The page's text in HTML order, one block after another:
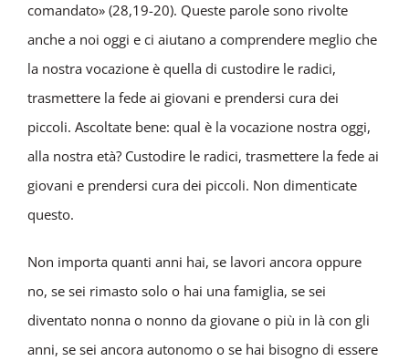
comandato» (28,19-20). Queste parole sono rivolte
anche a noi oggi e ci aiutano a comprendere meglio che
la nostra vocazione è quella di custodire le radici,
trasmettere la fede ai giovani e prendersi cura dei
piccoli. Ascoltate bene: qual è la vocazione nostra oggi,
alla nostra età? Custodire le radici, trasmettere la fede ai
giovani e prendersi cura dei piccoli. Non dimenticate
questo.
Non importa quanti anni hai, se lavori ancora oppure
no, se sei rimasto solo o hai una famiglia, se sei
diventato nonna o nonno da giovane o più in là con gli
anni, se sei ancora autonomo o se hai bisogno di essere